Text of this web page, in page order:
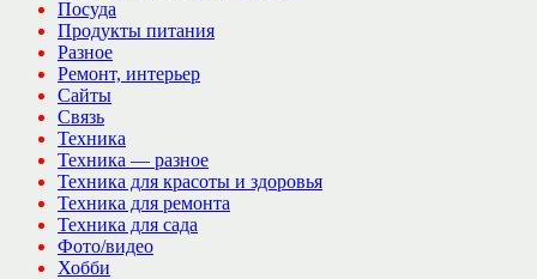
Посуда
Продукты питания
Разное
Ремонт, интерьер
Сайты
Связь
Техника
Техника — разное
Техника для красоты и здоровья
Техника для ремонта
Техника для сада
Фото/видео
Хобби